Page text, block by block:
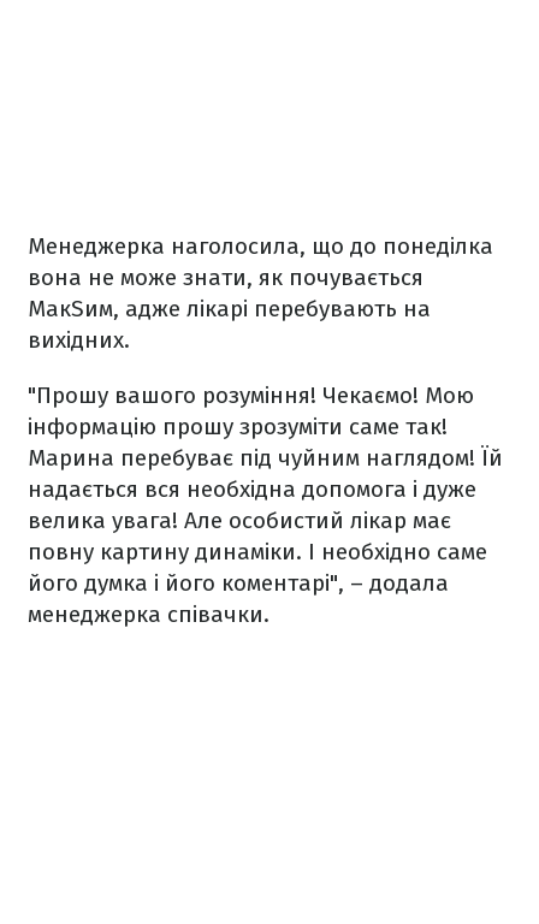
Менеджерка наголосила, що до понеділка
вона не може знати, як почувається
МакSим, адже лікарі перебувають на
вихідних.
"Прошу вашого розуміння! Чекаємо! Мою
інформацію прошу зрозуміти саме так!
Марина перебуває під чуйним наглядом! Їй
надається вся необхідна допомога і дуже
велика увага! Але особистий лікар має
повну картину динаміки. І необхідно саме
його думка і його коментарі", – додала
менеджерка співачки.